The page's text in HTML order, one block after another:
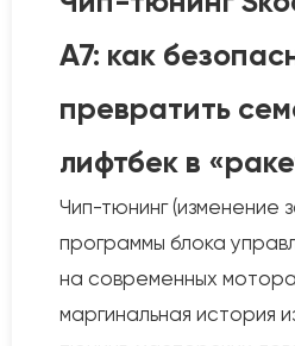
A7: как
превратить
лифтбек в
Чип-тюнинг (изменение
программы блока
на современных
маргинальная история